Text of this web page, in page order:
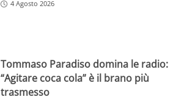
4 Agosto 2026
Tommaso Paradiso domina le radio:
“Agitare coca cola” è il brano più
trasmesso